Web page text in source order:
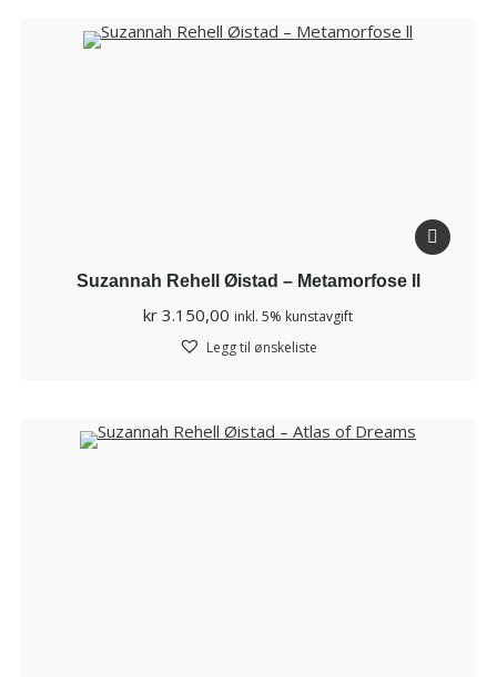
Suzannah Rehell Øistad – Metamorfose ll
kr 3.150,00 inkl. 5% kunstavgift
Legg til ønskeliste